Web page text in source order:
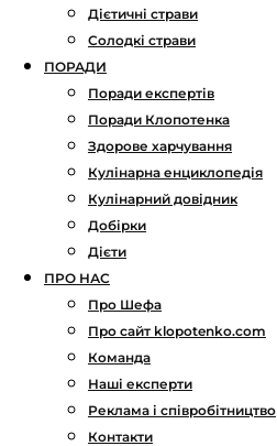
Дієтичні страви
Солодкі страви
ПОРАДИ
Поради експертів
Поради Клопотенка
Здорове харчування
Кулінарна енциклопедія
Кулінарний довідник
Добірки
Дієти
ПРО НАС
Про Шефа
Про сайт klopotenko.com
Команда
Наші експерти
Реклама і співробітництво
Контакти